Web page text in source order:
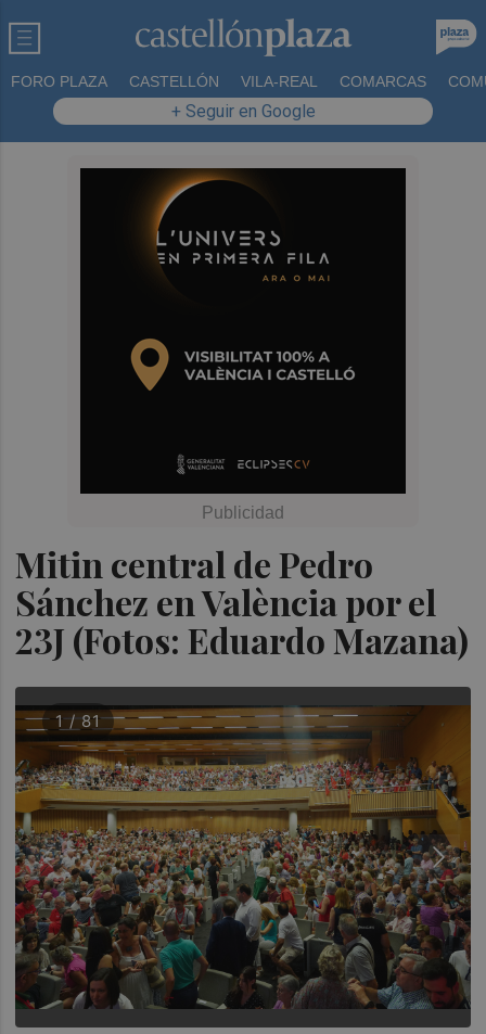
FORO PLAZA CASTELLÓN VILA-REAL COMARCAS
+ Seguir en Google
Mitin central de Pedro
Sánchez en València por el
23J (Fotos: Eduardo Mazana)
1 / 81